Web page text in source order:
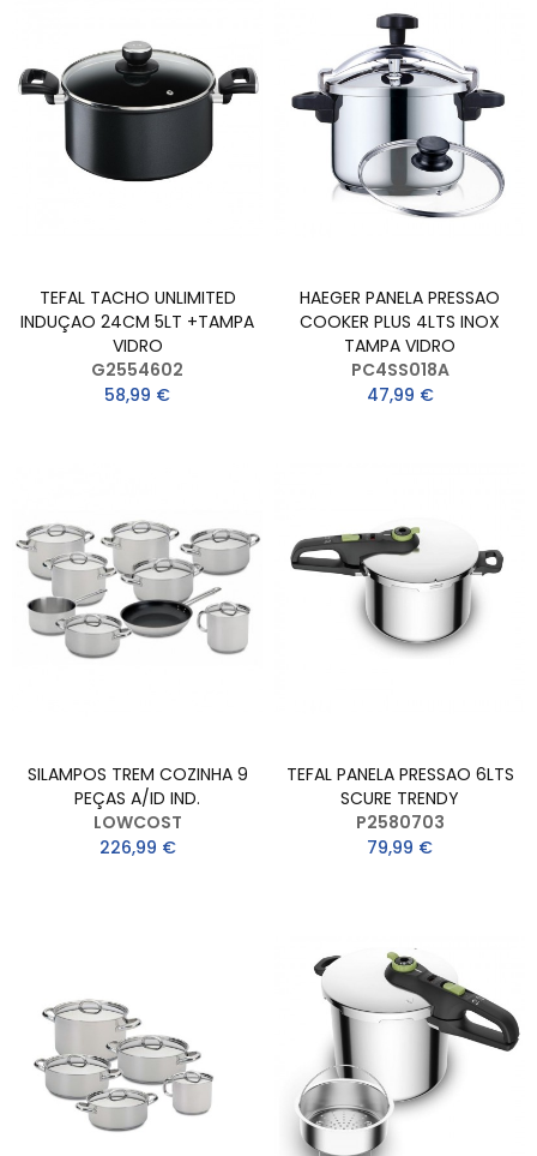
TEFAL TACHO UNLIMITED
INDUÇAO 24CM 5LT +TAMPA
VIDRO
G2554602
58,99 €
HAEGER PANELA PRESSAO
COOKER PLUS 4LTS INOX
TAMPA VIDRO
PC4SS018A
47,99 €
SILAMPOS TREM COZINHA 9
PEÇAS A/ID IND.
LOWCOST
226,99 €
TEFAL PANELA PRESSAO 6LTS
SCURE TRENDY
P2580703
79,99 €